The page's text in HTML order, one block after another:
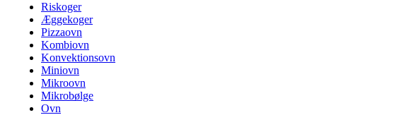
Riskoger
Æggekoger
Pizzaovn
Kombiovn
Konvektionsovn
Miniovn
Mikroovn
Mikrobølge
Ovn